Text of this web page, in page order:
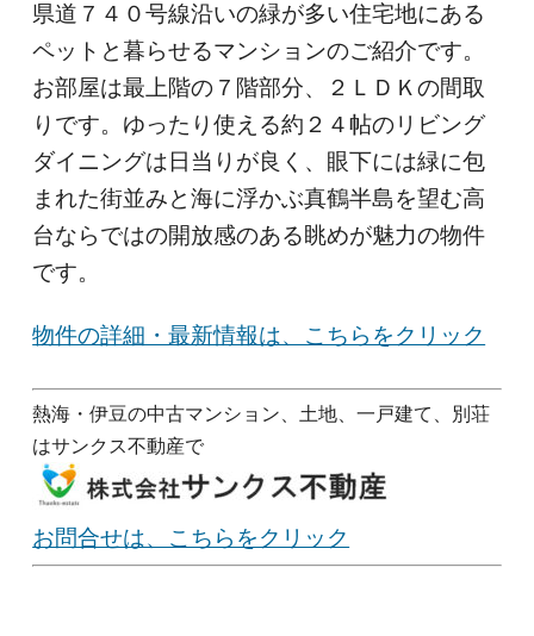
県道７４０号線沿いの緑が多い住宅地にある
ペットと暮らせるマンションのご紹介です。
お部屋は最上階の７階部分、２ＬＤＫの間取
りです。ゆったり使える約２４帖のリビング
ダイニングは日当りが良く、眼下には緑に包
まれた街並みと海に浮かぶ真鶴半島を望む高
台ならではの開放感のある眺めが魅力の物件
です。
物件の詳細・最新情報は、こちらをクリック
熱海・伊豆の中古マンション、土地、一戸建て、別荘
はサンクス不動産で
お問合せは、こちらをクリック